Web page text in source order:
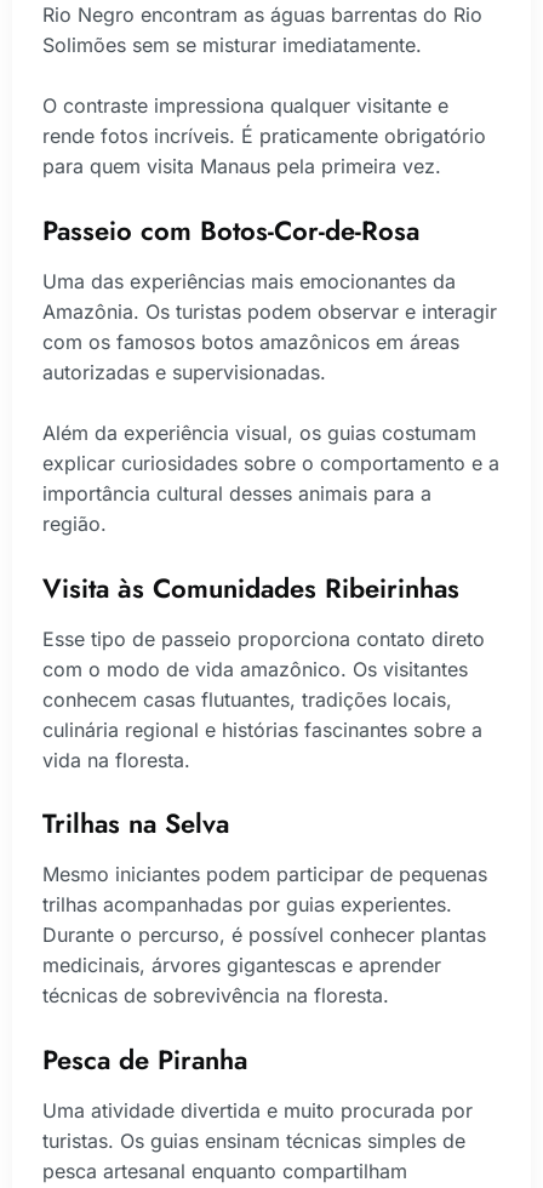
Rio Negro encontram as águas barrentas do Rio
Solimões sem se misturar imediatamente.
O contraste impressiona qualquer visitante e
rende fotos incríveis. É praticamente obrigatório
para quem visita Manaus pela primeira vez.
Passeio com Botos-Cor-de-Rosa
Uma das experiências mais emocionantes da
Amazônia. Os turistas podem observar e interagir
com os famosos botos amazônicos em áreas
autorizadas e supervisionadas.
Além da experiência visual, os guias costumam
explicar curiosidades sobre o comportamento e a
importância cultural desses animais para a
região.
Visita às Comunidades Ribeirinhas
Esse tipo de passeio proporciona contato direto
com o modo de vida amazônico. Os visitantes
conhecem casas flutuantes, tradições locais,
culinária regional e histórias fascinantes sobre a
vida na floresta.
Trilhas na Selva
Mesmo iniciantes podem participar de pequenas
trilhas acompanhadas por guias experientes.
Durante o percurso, é possível conhecer plantas
medicinais, árvores gigantescas e aprender
técnicas de sobrevivência na floresta.
Pesca de Piranha
Uma atividade divertida e muito procurada por
turistas. Os guias ensinam técnicas simples de
pesca artesanal enquanto compartilham